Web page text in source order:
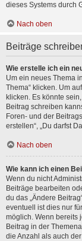
dieses Systems durch
Nach oben
Beiträge
Wie erstelle ich ein
Um ein neues Thema
Thema“ klicken. Um
klicken. Es könnte
Beitrag schreiben
Foren- und der
erstellen“, „Du darfst
Nach oben
Wie kann ich einen
Wenn du nicht
Beiträge bearbeiten
du das „Ändere
eventuell ist dies nur
möglich. Wenn bereits
Beitrag in der
die Anzahl als auch